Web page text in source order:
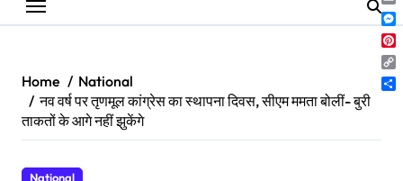
Home
National
नव वर्ष पर तृणमूल कांग्रेस का स्थापना दिवस, सीएम ममता बोलीं- बुरी
ताकतों के आगे नहीं झुकेंगे
National